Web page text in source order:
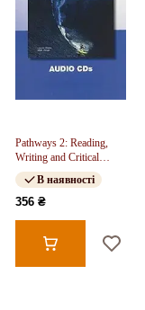
Pathways 2: Reading,
Writing and Critical
Thinking Audio CD(s)
В наявності
356 ₴